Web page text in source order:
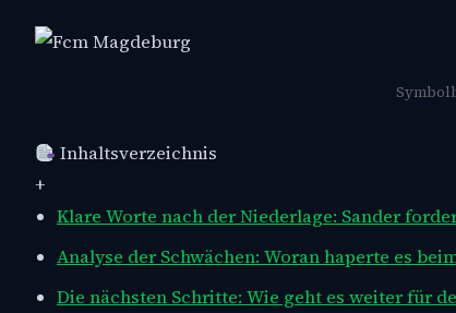
Inhaltsverzeichnis
+
Klare Worte nach der Niederlage: Sander
Analyse der Schwächen: Woran haperte es
Die nächsten Schritte: Wie geht es weiter für